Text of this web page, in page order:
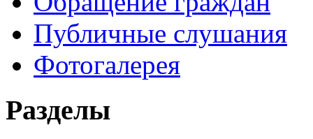
Публичные слушания
Фотогалерея
Разделы